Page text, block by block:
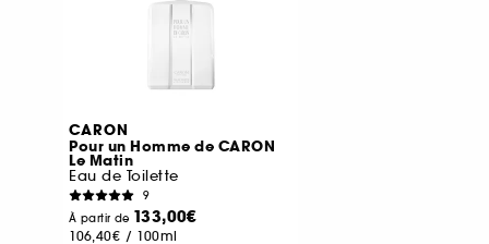
CARON
Pour un Homme de CARON
Le Matin
Eau de Toilette
9
À partir de 133,00€
106,40€ / 100ml